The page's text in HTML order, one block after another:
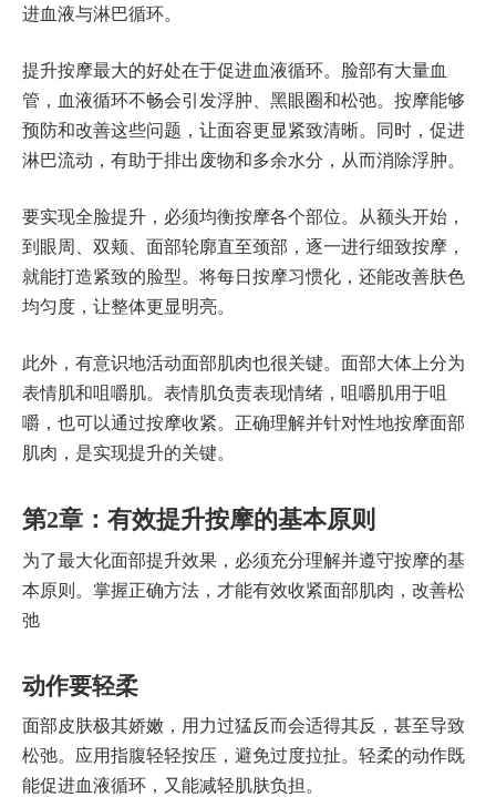
进血液与淋巴循环。
提升按摩最大的好处在于促进血液循环。脸部有大量血
管，血液循环不畅会引发浮肿、黑眼圈和松弛。按摩能够
预防和改善这些问题，让面容更显紧致清晰。同时，促进
淋巴流动，有助于排出废物和多余水分，从而消除浮肿。
要实现全脸提升，必须均衡按摩各个部位。从额头开始，
到眼周、双颊、面部轮廓直至颈部，逐一进行细致按摩，
就能打造紧致的脸型。将每日按摩习惯化，还能改善肤色
均匀度，让整体更显明亮。
此外，有意识地活动面部肌肉也很关键。面部大体上分为
表情肌和咀嚼肌。表情肌负责表现情绪，咀嚼肌用于咀
嚼，也可以通过按摩收紧。正确理解并针对性地按摩面部
肌肉，是实现提升的关键。
第2章：有效提升按摩的基本原则
为了最大化面部提升效果，必须充分理解并遵守按摩的基
本原则。掌握正确方法，才能有效收紧面部肌肉，改善松
弛
动作要轻柔
面部皮肤极其娇嫩，用力过猛反而会适得其反，甚至导致
松弛。应用指腹轻轻按压，避免过度拉扯。轻柔的动作既
能促进血液循环，又能减轻肌肤负担。